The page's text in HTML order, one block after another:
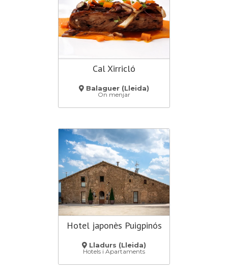
Cal Xirricló
Balaguer (Lleida)
On menjar
Hotel japonès Puigpinós
Lladurs (Lleida)
Hotels i Apartaments